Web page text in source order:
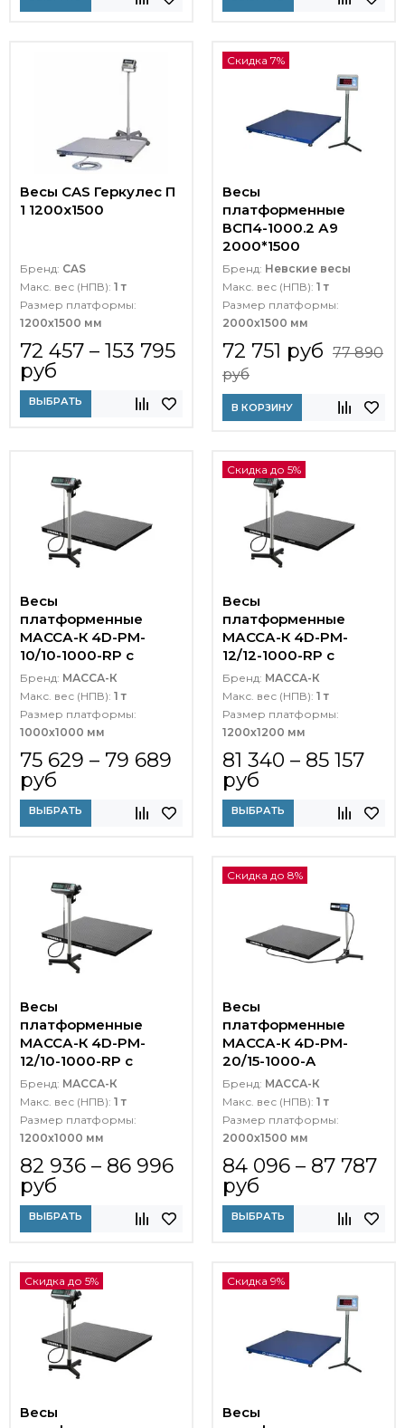
Весы CAS Геркулес П
1 1200x1500
Бренд: CAS
Макс. вес (НПВ): 1 т
Размер платформы:
1200х1500 мм
72 457 – 153 795
руб
ВЫБРАТЬ
Скидка 7%
Весы
платформенные
ВСП4-1000.2 А9
2000*1500
Бренд: Невские весы
Макс. вес (НПВ): 1 т
Размер платформы:
2000х1500 мм
72 751 руб 77 890
руб
В КОРЗИНУ
Весы
платформенные
МАССА-К 4D-PM-
10/10-1000-RP с
печатью этикеток
Бренд: МАССА-К
Макс. вес (НПВ): 1 т
Размер платформы:
1000х1000 мм
75 629 – 79 689
руб
ВЫБРАТЬ
Скидка до 5%
Весы
платформенные
МАССА-К 4D-PM-
12/12-1000-RP с
печатью этикеток
Бренд: МАССА-К
Макс. вес (НПВ): 1 т
Размер платформы:
1200х1200 мм
81 340 – 85 157
руб
ВЫБРАТЬ
Весы
платформенные
МАССА-К 4D-PM-
12/10-1000-RP с
печатью этикеток
Бренд: МАССА-К
Макс. вес (НПВ): 1 т
Размер платформы:
1200х1000 мм
82 936 – 86 996
руб
ВЫБРАТЬ
Скидка до 8%
Весы
платформенные
МАССА-К 4D-PM-
20/15-1000-A
Бренд: МАССА-К
Макс. вес (НПВ): 1 т
Размер платформы:
2000х1500 мм
84 096 – 87 787
руб
ВЫБРАТЬ
Скидка до 5%
Весы
Скидка 9%
Весы